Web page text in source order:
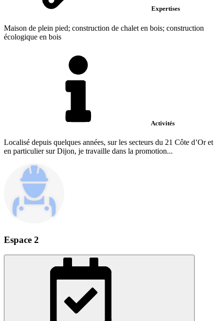
Expertises
Maison de plein pied; construction de chalet en bois; construction
écologique en bois
Activités
Localisé depuis quelques années, sur les secteurs du 21 Côte d’Or et
en particulier sur Dijon, je travaille dans la promotion...
Espace 2